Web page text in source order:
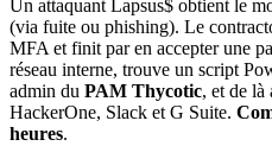
Un attaquant Lapsus$ obtient le
(via fuite ou phishing). Le
MFA et finit par en accepter une
réseau interne, trouve un script
admin du PAM Thycotic, et de là
HackerOne, Slack et G Suite.
heures.